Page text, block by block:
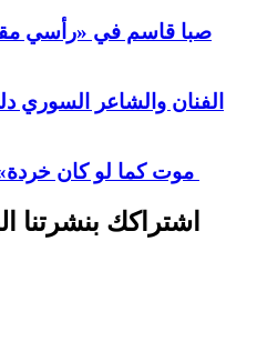
صبا قاسم في «رأسي
الفنان والشاعر السوري
اشتراكك بنشرتنا